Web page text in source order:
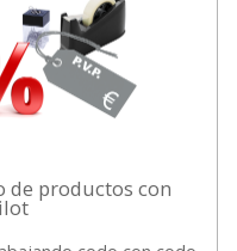
de productos con